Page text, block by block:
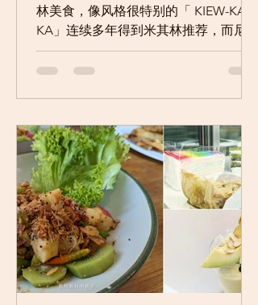
林美食，像风格很特别的「 KIEW-KAI-
KA」连续多年得到米其林推荐，而尼曼
一号这间分店生意也挺不错的，店家主
要提供较为创意的亚洲风格菜+泰式美
欢找新餐厅的朋友，也值得...